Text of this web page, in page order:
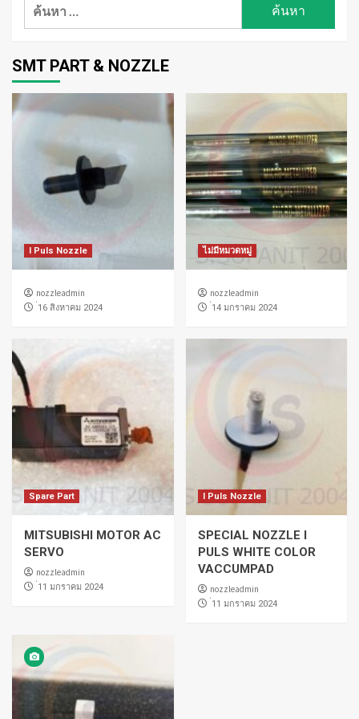
SMT PART & NOZZLE
I Puls Nozzle
nozzleadmin
่16 สิงหาคม 2024
ไม่มีหมวดหมู่
nozzleadmin
่14 มกราคม 2024
Spare Part
MITSUBISHI MOTOR AC
SERVO
nozzleadmin
่11 มกราคม 2024
I Puls Nozzle
SPECIAL NOZZLE I
PULS WHITE COLOR
VACCUMPAD
nozzleadmin
่11 มกราคม 2024